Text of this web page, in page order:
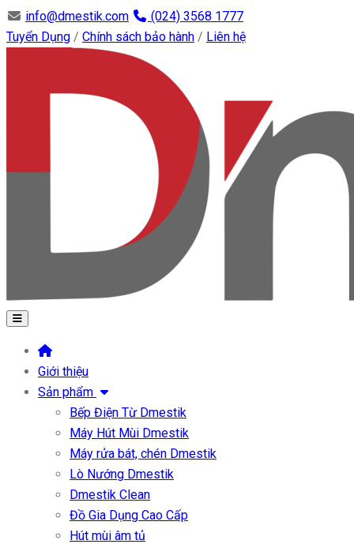
info@dmestik.com
(024) 3568 1777
Tuyển Dụng / Chính sách bảo hành / Liên hệ
Giới thiệu
Sản phẩm
Bếp Điện Từ Dmestik
Máy Hút Mùi Dmestik
Máy rửa bát, chén Dmestik
Lò Nướng Dmestik
Dmestik Clean
Đồ Gia Dụng Cao Cấp
Hút mùi âm tủ